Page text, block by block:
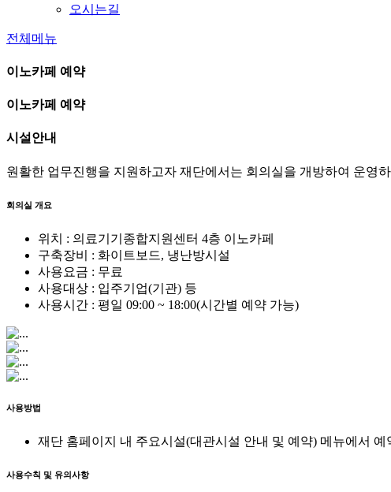
오시는길
전체메뉴
이노카페 예약
이노카페 예약
시설안내
원활한 업무진행을 지원하고자 재단에서는 회의실을 개방하여 운영
회의실 개요
위치 : 의료기기종합지원센터 4층 이노카페
구축장비 : 화이트보드, 냉난방시설
사용요금 : 무료
사용대상 : 입주기업(기관) 등
사용시간 : 평일 09:00 ~ 18:00(시간별 예약 가능)
사용방법
재단 홈페이지 내 주요시설(대관시설 안내 및 예약) 메뉴에서 예
사용수칙 및 유의사항